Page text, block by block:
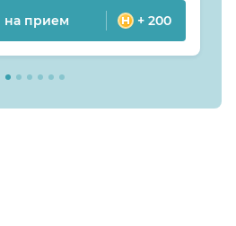
на прием + 200